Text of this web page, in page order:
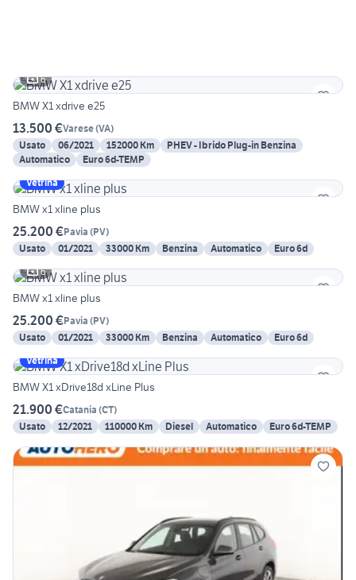
6
BMW X1 xdrive e25
13.500 €Varese(VA)
Usato
06/2021 152000 Km
PHEV - Ibrido Plug-in Benzina
Automatico
Euro 6d-TEMP
Vetrina
BMW x1 xline plus
25.200 €Pavia (PV)
Usato
01/2021 33000 Km Benzina Automatico
Euro 6d
6
BMW x1 xline plus
25.200 €Pavia (PV)
Usato
01/2021 33000 Km Benzina Automatico
Euro 6d
Vetrina
BMW X1 xDrive18d xLine Plus
21.900 €Catania (CT)
Usato
12/2021 110000 Km Diesel Automatico Euro 6d-TEMP